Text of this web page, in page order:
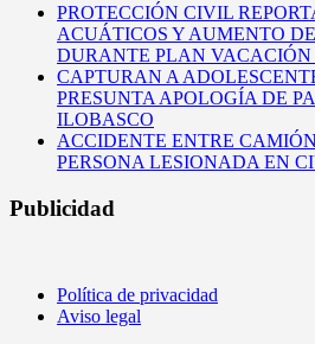
PROTECCIÓN CIVIL
ACUÁTICOS Y AUMENTO
DURANTE PLAN VACACIÓN
CAPTURAN A
PRESUNTA APOLOGÍA DE
ILOBASCO
ACCIDENTE ENTRE
PERSONA LESIONADA EN
Publicidad
Política de privacidad
Aviso legal